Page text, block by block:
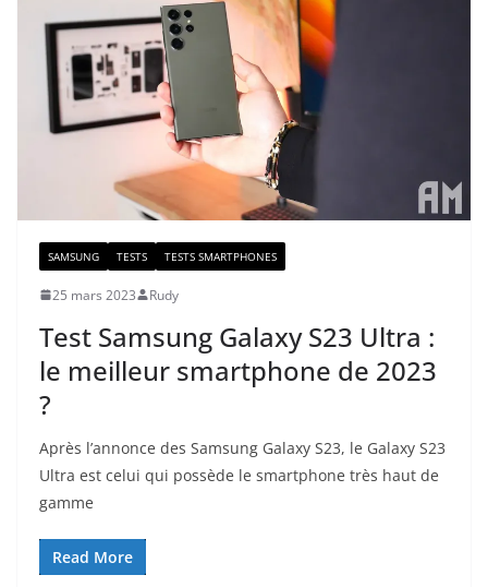
SAMSUNG TESTS TESTS SMARTPHONES
25 mars 2023 Rudy
Test Samsung Galaxy S23 Ultra :
le meilleur smartphone de 2023
?
Après l’annonce des Samsung Galaxy S23, le Galaxy S23
Ultra est celui qui possède le smartphone très haut de
gamme
Read More